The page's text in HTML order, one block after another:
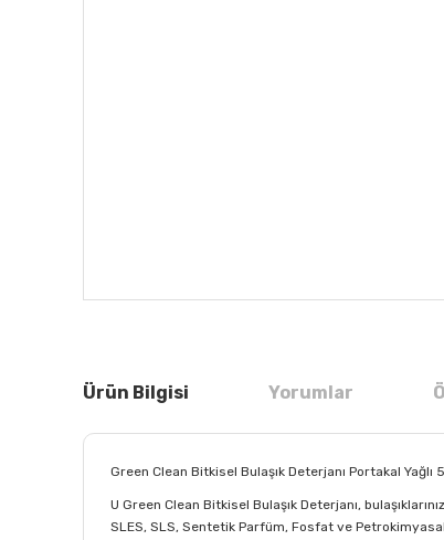
Ürün Bilgisi Yorumlar
Green Clean Bitkisel Bulaşık Deterjanı Portakal Yağlı
U Green Clean Bitkisel Bulaşık Deterjanı,
SLES, SLS, Sentetik Parfüm, Fosfat ve